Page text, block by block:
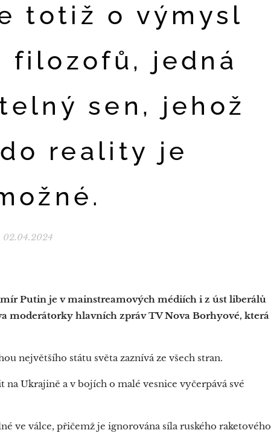
totiž o výmysl
filozofů, jedná
sen, jehož
reality je
02.04.2024
Putin je v mainstreamových médiích i z úst liberálů
moderátorky hlavních zpráv TV Nova Borhyové, která
největšího státu světa zaznívá ze všech stran.
Ukrajině a v bojích o malé vesnice vyčerpává své
ve válce, přičemž je ignorována síla ruského raketového